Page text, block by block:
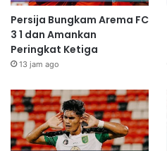
Persija Bungkam Arema FC
3 1 dan Amankan
Peringkat Ketiga
13 jam ago